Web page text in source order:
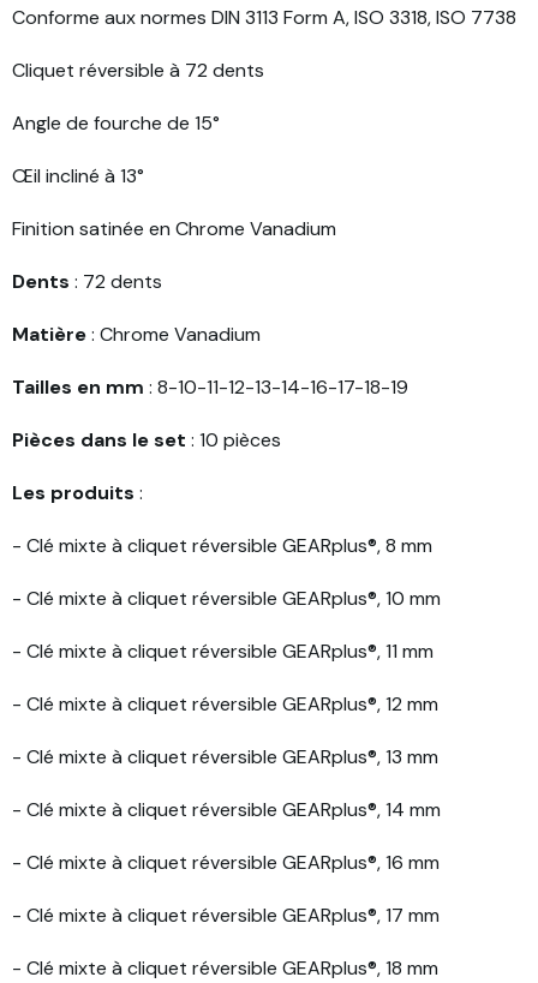
Conforme aux normes DIN 3113 Form A, ISO 3318, ISO 7738
Cliquet réversible à 72 dents
Angle de fourche de 15°
Œil incliné à 13°
Finition satinée en Chrome Vanadium
Dents : 72 dents
Matière: Chrome Vanadium
Tailles en mm : 8-10-11-12-13-14-16-17-18-19
Pièces dans le set : 10 pièces
Les produits :
- Clé mixte à cliquet réversible GEARplus®, 8 mm
- Clé mixte à cliquet réversible GEARplus®, 10 mm
- Clé mixte à cliquet réversible GEARplus®, 11 mm
- Clé mixte à cliquet réversible GEARplus®, 12 mm
- Clé mixte à cliquet réversible GEARplus®, 13 mm
- Clé mixte à cliquet réversible GEARplus®, 14 mm
- Clé mixte à cliquet réversible GEARplus®, 16 mm
- Clé mixte à cliquet réversible GEARplus®, 17 mm
- Clé mixte à cliquet réversible GEARplus®, 18 mm